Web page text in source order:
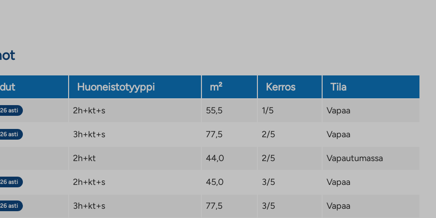
koulu
ja hiihtoladut
Huoneistotyyppi m² Kerros Tila
asti 2h+kt+s 55,5 1/5 Vapaa
asti 3h+kt+s 77,5 2/5 Vapaa
2h+kt 44,0 2/5 Vapautumassa
asti 2h+kt+s 45,0 3/5 Vapaa
asti 3h+kt+s 77,5 3/5 Vapaa